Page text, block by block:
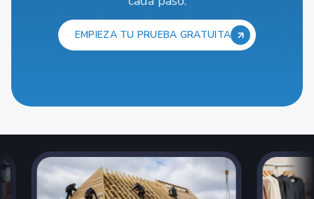
EMPIEZA TU PRUEBA GRATUITA